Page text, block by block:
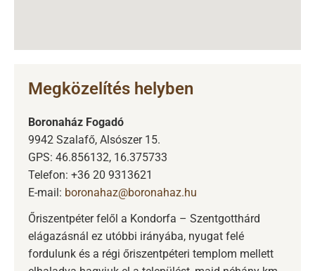
Megközelítés helyben
Boronaház Fogadó
9942 Szalafő, Alsószer 15.
GPS: 46.856132, 16.375733
Telefon: +36 20 9313621
E-mail: boronahaz@boronahaz.hu
Őriszentpéter felől a Kondorfa – Szentgotthárd
elágazásnál ez utóbbi irányába, nyugat felé
fordulunk és a régi őriszentpéteri templom mellett